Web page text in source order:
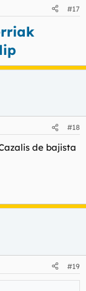
#17
#18
de bajista
#19